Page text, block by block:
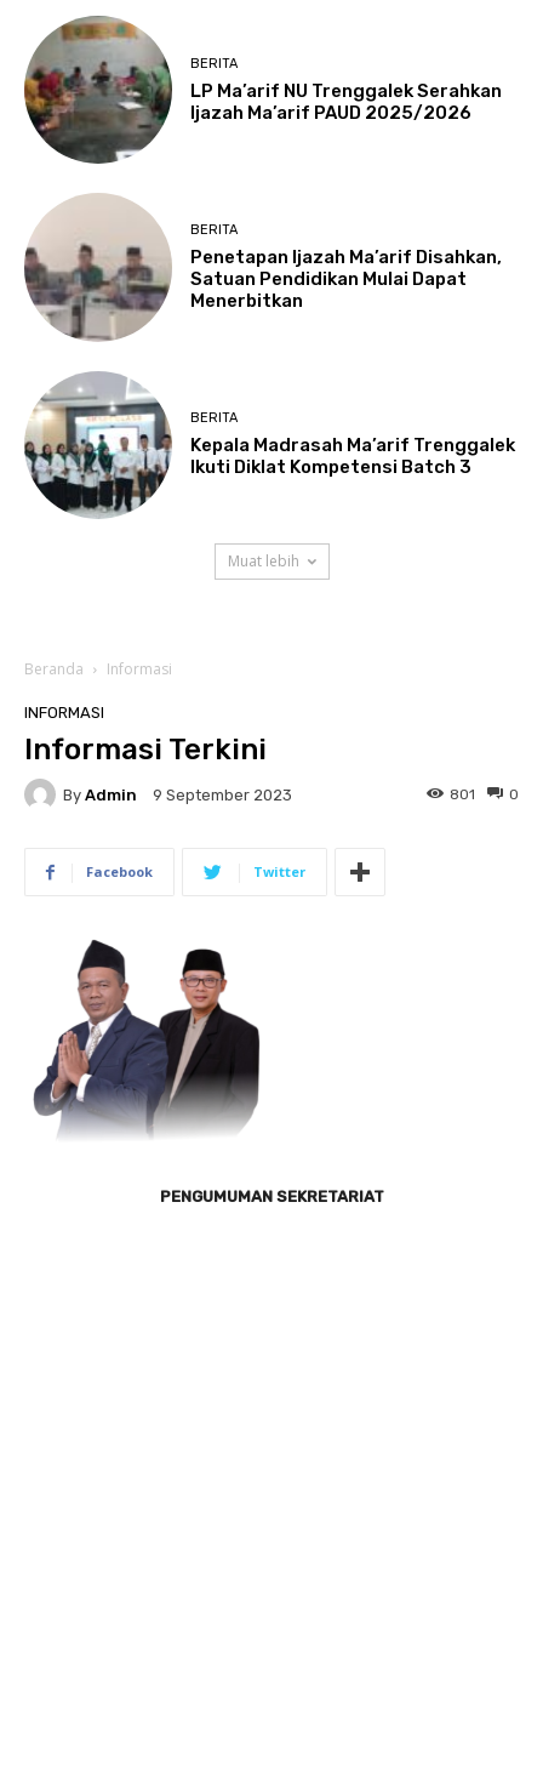
BERITA
LP Ma’arif NU Trenggalek Serahkan
Ijazah Ma’arif PAUD 2025/2026
BERITA
Penetapan Ijazah Ma’arif Disahkan,
Satuan Pendidikan Mulai Dapat
Menerbitkan
BERITA
Kepala Madrasah Ma’arif Trenggalek
Ikuti Diklat Kompetensi Batch 3
Muat lebih